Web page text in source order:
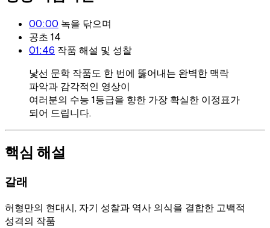
00:00 녹을 닦으며
공초 14
01:46 작품 해설 및 성찰
낯선 문학 작품도 한 번에 뚫어내는 완벽한 맥락
파악과 감각적인 영상이
여러분의 수능 1등급을 향한 가장 확실한 이정표가
되어 드립니다.
핵심 해설
갈래
허형만의 현대시, 자기 성찰과 역사 의식을 결합한 고백적
성격의 작품